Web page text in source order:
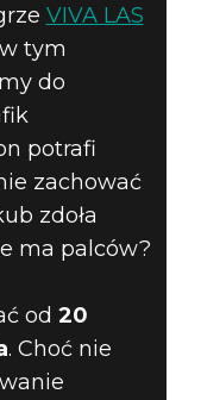
VIVA LAS
tym
do
potrafi
zachować
zdoła
ma palców?
od 20
. Choć nie